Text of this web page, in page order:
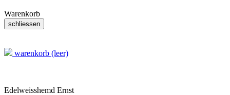
Warenkorb
warenkorb (leer)
Edelweisshemd Ernst